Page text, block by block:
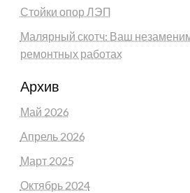
Стойки опор ЛЭП
Малярный скотч: Ваш
ремонтных работах
Архив
Май 2026
Апрель 2026
Март 2025
Октябрь 2024